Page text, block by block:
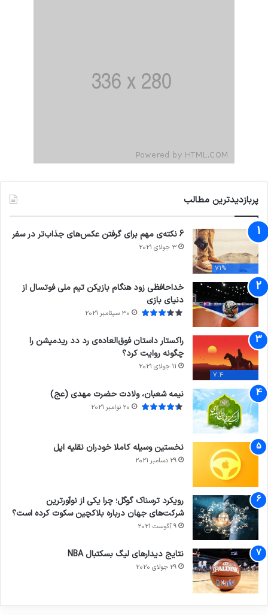
پربازدیدترین مطالب
71%
6 نکته‌ی مهم برای گرفتن عکس‌های جذاب‌تر در سفر
3 جولای 2021
خداحافظی زود هنگام بازیکن تیم ملی فوتسال از
دنیای بازی
30 سپتامبر 2021
7.4
راکستار داستان فوق‌العاده‌ی رد دد ریدمپشن را
چگونه روایت کرد؟
11 جولای 2021
نیمه شعبان، ولادت حضرت مهدی (عج)
20 نوامبر 2021
نخستین وسیله کاملا خودران نقلیه اپل
29 دسامبر 2021
رویکرد ترسناک گوگل؛ چرا یکی از نوآورترین
شرکت‌های جهان درباره بلاکچین سکوت کرده است؟
9 آگوست 2021
نتایج دیدار‌های لیگ بسکتبال NBA
29 جولای 2020